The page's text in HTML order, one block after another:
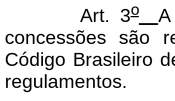
Art. 3o
concessões são
Código Brasileiro
regulamentos.